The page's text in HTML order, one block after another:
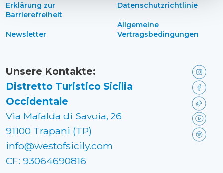
Erklärung zur
Barrierefreiheit
Newsletter
Datenschutzrichtlinie
Allgemeine
Vertragsbedingungen
Unsere Kontakte:
Distretto Turistico Sicilia
Occidentale
Via Mafalda di Savoia, 26
91100 Trapani (TP)
info@westofsicily.com
CF: 93064690816